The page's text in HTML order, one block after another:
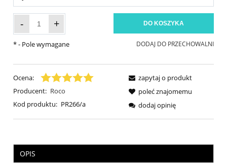
- + DO KOSZYKA
DODAJ DO PRZECHOWALNI
*- Pole wymagane
Ocena:
Producent: Roco
Kod produktu: PR266/a
zapytaj o produkt
poleć znajomemu
dodaj opinię
OPIS